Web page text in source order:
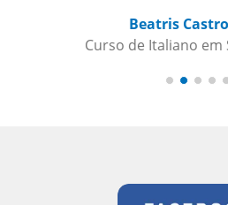
questions.
Curso de